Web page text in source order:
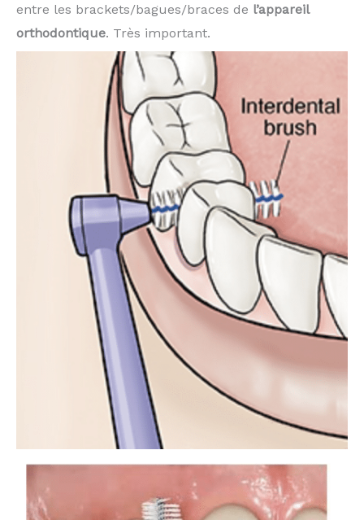
entre les brackets/bagues/braces de l’appareil
orthodontique. Très important.